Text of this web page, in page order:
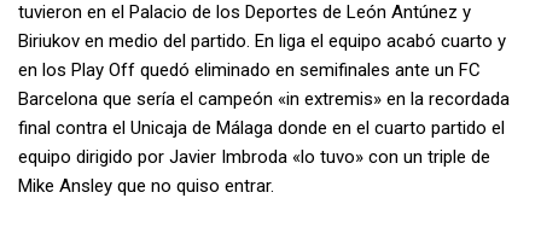
tuvieron en el Palacio de los Deportes de León Antúnez y
Biriukov en medio del partido. En liga el equipo acabó cuarto y
en los Play Off quedó eliminado en semifinales ante un FC
Barcelona que sería el campeón «in extremis» en la recordada
final contra el Unicaja de Málaga donde en el cuarto partido el
equipo dirigido por Javier Imbroda «lo tuvo» con un triple de
Mike Ansley que no quiso entrar.